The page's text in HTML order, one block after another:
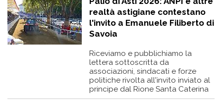
realtà astigiane contestano
l'invito a Emanuele Filiberto di
Savoia
Riceviamo e pubblichiamo la
lettera sottoscritta da
associazioni, sindacati e forze
politiche rivolta all'invito inviato al
principe dal Rione Santa Caterina